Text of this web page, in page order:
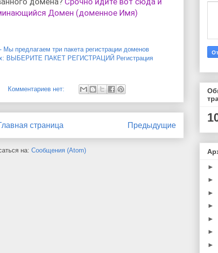
Домен (доменное Имя)
три пакета регистрации доменов
ВЫБЕРИТЕ ПАКЕТ РЕГИСТРАЦИЙ Регистрация
Комментариев нет:
Предыдущие
страница
на: Сообщения (Atom)
►
►
►
►
►
►
►